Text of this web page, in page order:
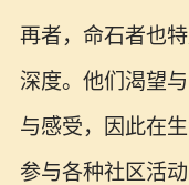
再者，命石者也
深度。他们渴望
与感受，因此在
参与各种社区活